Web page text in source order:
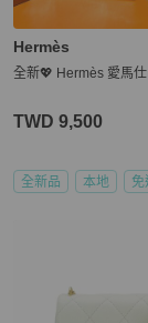
Hermès
全新💖 Hermès 愛馬
TWD 9,500
全新品 本地 免